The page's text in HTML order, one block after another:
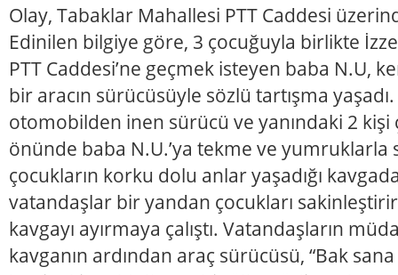
Olay, Tabaklar Mahallesi PTT Caddesi
Edinilen bilgiye göre, 3 çocuğuyla birlikte
PTT Caddesi’ne geçmek isteyen baba N.U,
bir aracın sürücüsüyle sözlü tartışma
otomobilden inen sürücü ve yanındaki 2 kişi
önünde baba N.U.’ya tekme ve yumruklarla
çocukların korku dolu anlar yaşadığı
vatandaşlar bir yandan çocukları
kavgayı ayırmaya çalıştı. Vatandaşların
kavganın ardından araç sürücüsü, “Bak